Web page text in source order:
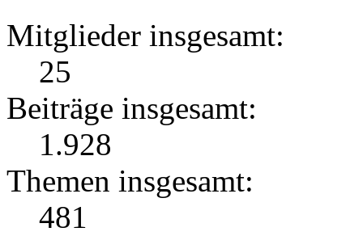
Mitglieder insgesamt:
25
Beiträge insgesamt:
1.928
Themen insgesamt:
481